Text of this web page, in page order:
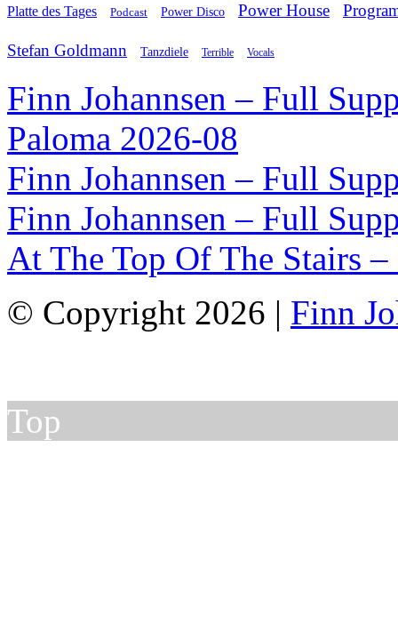
Platte des Tages Podcast Power Disco Power House
Stefan Goldmann Tanzdiele Terrible Vocals
Finn Johannsen – Full
Paloma 2026-08
Finn Johannsen – Full
Finn Johannsen – Full
At The Top Of The Stairs
© Copyright 2026 | Finn
Top